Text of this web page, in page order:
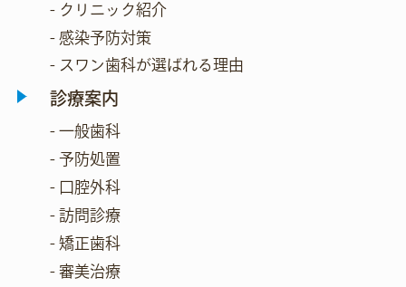
- クリニック紹介
- 感染予防対策
- スワン歯科が選ばれる理由
診療案内
- 一般歯科
- 予防処置
- 口腔外科
- 訪問診療
- 矯正歯科
- 審美治療